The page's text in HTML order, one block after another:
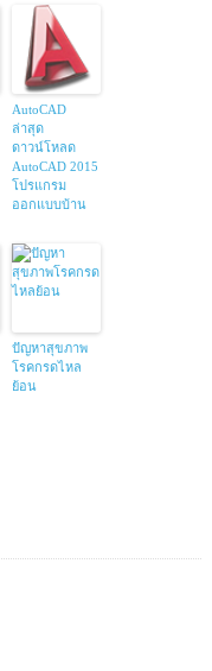
AutoCAD
ล่าสุด
ดาวน์โหลด
AutoCAD 2015
โปรแกรม
ออกแบบบ้าน
ปัญหาสุขภาพ
โรคกรดไหล
ย้อน